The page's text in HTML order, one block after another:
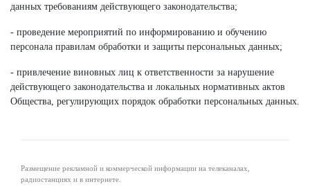
данных требованиям действующего законодательства;
- проведение мероприятий по информированию и обучению
персонала правилам обработки и защиты персональных данных;
- привлечение виновных лиц к ответственности за нарушение
действующего законодательства и локальных нормативных актов
Общества, регулирующих порядок обработки персональных данных.
Размещение рекламной и коммерческой информации на телеканалах,
радиостанциях и в интернете.